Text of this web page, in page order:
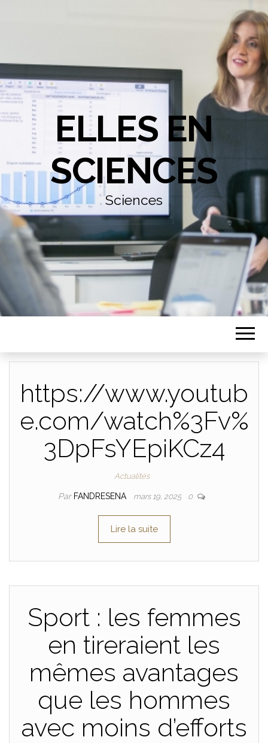
ELLES EN
SCIENCES
Sciences
https://www.youtub
e.com/watch%3Fv%
3DpFsYEpiKCz4
Actualités
Par FANDRESENA mars 19, 2025 0
Lire la suite
Sport : les femmes
en tireraient les
mêmes avantages
que les hommes
avec moins d’efforts